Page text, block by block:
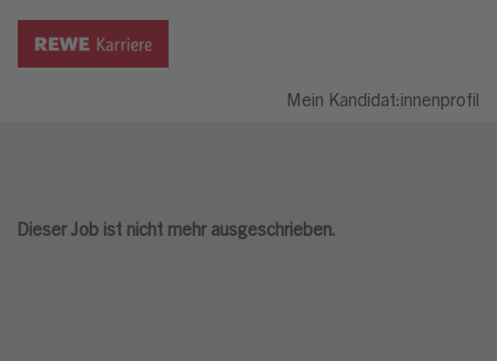
Mein Kandidat:innenprofil
Dieser Job ist nicht mehr ausgeschrieben.